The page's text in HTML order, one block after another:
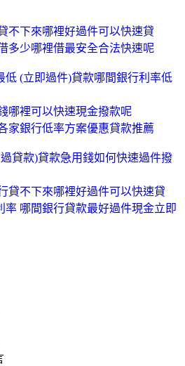
不下來哪裡好過件可以快速貸
多少哪裡借最安全合法快速呢
低 (立即過件)貸款哪間銀行利率低
哪裡可以快速現金撥款呢
家銀行低率方案優惠貸款推薦
貸款)貸款急用錢如何快速過件撥
貸不下來哪裡好過件可以快速貸
率 哪間銀行貸款最好過件現金立即